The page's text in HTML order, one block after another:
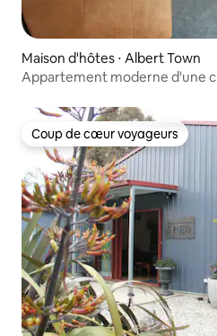
Maison d'hôtes ⋅ Albert Town
Appartement moderne d'une
Coup de cœur voyageurs
Coup de cœur voyageurs